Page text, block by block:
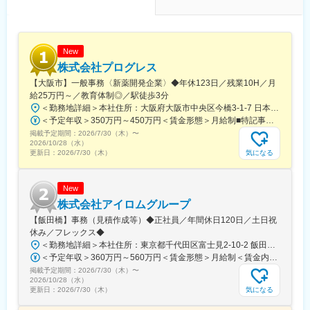
■基礎研修が充実：
入社後1か月は研修期間となります。ビジネスマナーやPCスキル
研修が入社後研修としてあり、PC慣れしていない方も安心してご
入社いただけます。
■配属後も丁寧なフォロー：
現場配属後は、OJTで独り立ちまでサポートその後も定期的なフ
ォローアップ研修や、専門性を高める継続研修、階層別研修など
様々な研修をご用意しています。
・スーパーフレックスタイム制を導入しており、社員自身が業務
のスケジュールに合わせて始業、就業時間を決めることができま
す。
・5日間のリフレッシュ休暇制度や、時間単位で取得できる有給休
暇。
・産前産後休暇（妊娠中時短勤務あり）、子供が3歳になるまで取
得できる育児休業、
復帰後は短時間勤務制度の利用も可能。
※育児休業から復帰し3ヶ月後に、育児補助支援金を給付。
New
株式会社プログレス
【大阪市】一般事務〈新薬開発企業〉◆年休123日／残業10H／月
給25万円～／教育体制◎／駅徒歩3分
＜勤務地詳細＞本社住所：大阪府大阪市中央区今橋3-1-7 日本生命今橋ビル受動喫煙対策：屋内全面禁煙変更の範囲：無
＜予定年収＞350万円～450万円＜賃金形態＞月給制■特記事項なし＜賃金内訳＞月額（基本給）：232,000円～260,000円固定残業手当/月：18,000円～20,000円（固定残業時間10時間0分/月）超過した時間外労働の残業手当は追加支給＜月給＞250,000円～280,000円（一律手当を含む）＜昇給有無＞有＜残業手当＞有＜給与補足＞■賞与（年4回）：初年度0.7か月分、2年目以降1.4か月（変動有）■昇給（年1回以上）＊通勤手当（全額）＊住宅手当＊習い事支援手当 （社員が契約した習い事を上限7,000円として80％を支給）＊医療費補助手当 （社員とその両親の保険診療の医療費の自己負担額の50％を支給）賃金はあくまでも目安の金額であり、選考を通じて上下する可能性があります。月給(月額)は固定手当を含めた表記です。
掲載予定期間： 2026/7/30（木） 〜
2026/10/28（水）
更新日： 2026/7/30（木） 気になる
New
株式会社アイロムグループ
【飯田橋】事務（見積作成等）◆正社員／年間休日120日／土日祝
休み／フレックス◆
＜勤務地詳細＞本社住所：東京都千代田区富士見2-10-2 飯田橋グラン・ブルーム勤務地最寄駅：各線／飯田橋駅受動喫煙対策：屋内全面禁煙
＜予定年収＞360万円～560万円＜賃金形態＞月給制＜賃金内訳＞月額（基本給）：290,000円～350,000円＜月給＞290,000円～350,000円＜昇給有無＞有＜残業手当＞有＜給与補足＞※詳細は、能力・経験に応じて決定します。■昇給：年1回■賞与：年2回（但し、決算賞与追加支給にて年3回の実績有）賃金はあくまでも目安の金額であり、選考を通じて上下する可能性があります。月給(月額)は固定手当を含めた表記です。
掲載予定期間： 2026/7/30（木） 〜
2026/10/28（水）
更新日： 2026/7/30（木） 気になる